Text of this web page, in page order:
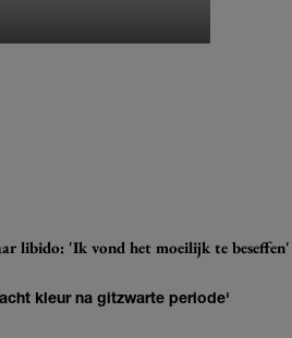
libido: 'Ik vond het moeilijk te beseffen'
kleur na gitzwarte periode'